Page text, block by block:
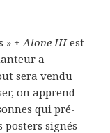
» +Alone IIIest
a
sera vendu
on apprend
qui pré-
signés